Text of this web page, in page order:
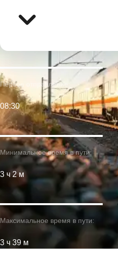
Минимальное время в пути:
3 ч 2 м
Первое отправление:
08:30
Максимальное время в пути:
3 ч 39 м